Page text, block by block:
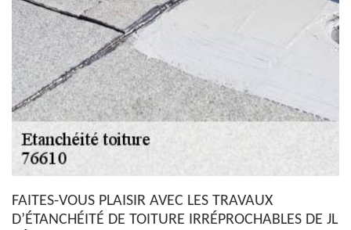
FAITES-VOUS PLAISIR AVEC LES TRAVAUX
D’ÉTANCHÉITÉ DE TOITURE IRRÉPROCHABLES DE JL